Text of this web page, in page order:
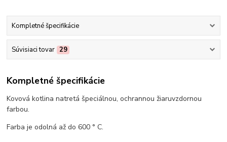
Kompletné špecifikácie
Súvisiaci tovar 29
Kompletné špecifikácie
Kovová kotlina natretá špeciálnou, ochrannou žiaruvzdornou
farbou.
Farba je odolná až do 600 ° C.